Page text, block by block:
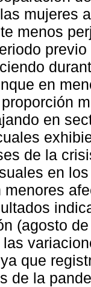
mujeres
menos
en
en
de la
en
menores
(agosto
que
de la